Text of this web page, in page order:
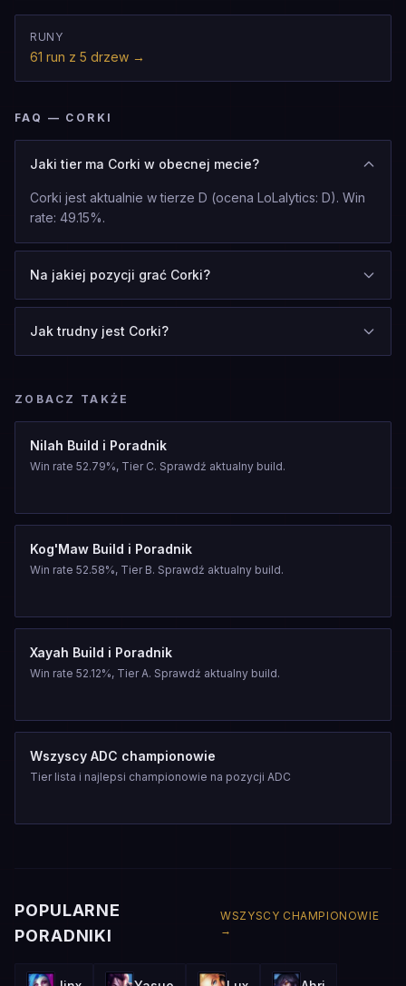
RUNY
61 run z 5 drzew →
FAQ — CORKI
Jaki tier ma Corki w obecnej mecie?
Corki jest aktualnie w tierze D (ocena LoLalytics: D). Win
rate: 49.15%.
Na jakiej pozycji grać Corki?
Jak trudny jest Corki?
ZOBACZ TAKŻE
Nilah Build i Poradnik
Win rate 52.79%, Tier C. Sprawdź aktualny build.
Kog'Maw Build i Poradnik
Win rate 52.58%, Tier B. Sprawdź aktualny build.
Xayah Build i Poradnik
Win rate 52.12%, Tier A. Sprawdź aktualny build.
Wszyscy ADC championowie
Tier lista i najlepsi championowie na pozycji ADC
POPULARNE
PORADNIKI
WSZYSCY CHAMPIONOWIE
→